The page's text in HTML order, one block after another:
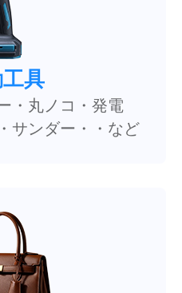
具
・丸ノコ・発電
サンダー・・など